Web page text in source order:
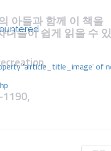
'airticle_title_image' of
아들과 함께 이 책을
녀들이 쉽게 읽을 수 있